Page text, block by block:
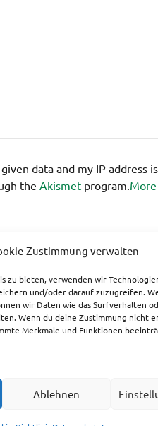
Zustimmung verwalten
zu bieten, verwenden wir
und/oder darauf zuzugreifen.
wir Daten wie das Surfverhalten
Wenn du deine Zustimmung nicht
Merkmale und Funktionen
Ablehnen
data and my IP address
the Akismet program.